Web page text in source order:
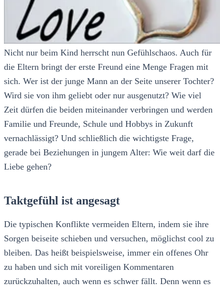
Nicht nur beim Kind herrscht nun Gefühlschaos. Auch für
die Eltern bringt der erste Freund eine Menge Fragen mit
sich. Wer ist der junge Mann an der Seite unserer Tochter?
Wird sie von ihm geliebt oder nur ausgenutzt? Wie viel
Zeit dürfen die beiden miteinander verbringen und werden
Familie und Freunde, Schule und Hobbys in Zukunft
vernachlässigt? Und schließlich die wichtigste Frage,
gerade bei Beziehungen in jungem Alter: Wie weit darf die
Liebe gehen?
Taktgefühl ist angesagt
Die typischen Konflikte vermeiden Eltern, indem sie ihre
Sorgen beiseite schieben und versuchen, möglichst cool zu
bleiben. Das heißt beispielsweise, immer ein offenes Ohr
zu haben und sich mit voreiligen Kommentaren
zurückzuhalten, auch wenn es schwer fällt. Denn wenn es